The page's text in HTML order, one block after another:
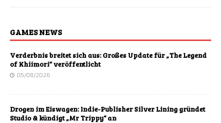
GAMES NEWS
Verderbnis breitet sich aus: Großes Update für „The Legend
of Khiimori“ veröffentlicht
05/08/2026
Drogen im Eiswagen: Indie-Publisher Silver Lining gründet
Studio & kündigt „Mr Trippy“ an